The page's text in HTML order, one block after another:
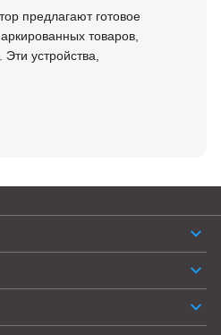
предлагают готовое
товаров,
устройства,
маркировке в
законодательством.
контроль и учет, что
Кассовые аппараты
с государственной
позволяет автоматизировать
ошибки, связанные
При сканировании товара
маркировку, проверяет